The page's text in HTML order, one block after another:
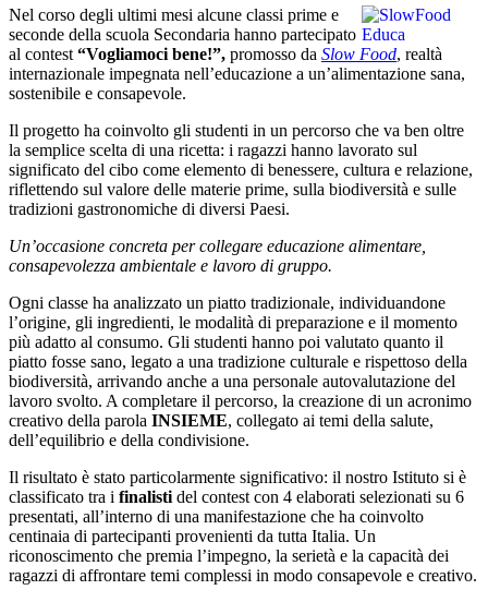
Nel corso degli ultimi mesi alcune classi prime e
seconde della scuola Secondaria hanno partecipato
al contest “Vogliamoci bene!”, promosso da Slow Food, realtà
internazionale impegnata nell’educazione a un’alimentazione sana,
sostenibile e consapevole.
Il progetto ha coinvolto gli studenti in un percorso che va ben oltre
la semplice scelta di una ricetta: i ragazzi hanno lavorato sul
significato del cibo come elemento di benessere, cultura e relazione,
riflettendo sul valore delle materie prime, sulla biodiversità e sulle
tradizioni gastronomiche di diversi Paesi.
Un’occasione concreta per collegare educazione alimentare,
consapevolezza ambientale e lavoro di gruppo.
Ogni classe ha analizzato un piatto tradizionale, individuandone
l’origine, gli ingredienti, le modalità di preparazione e il momento
più adatto al consumo. Gli studenti hanno poi valutato quanto il
piatto fosse sano, legato a una tradizione culturale e rispettoso della
biodiversità, arrivando anche a una personale autovalutazione del
lavoro svolto. A completare il percorso, la creazione di un acronimo
creativo della parola INSIEME, collegato ai temi della salute,
dell’equilibrio e della condivisione.
Il risultato è stato particolarmente significativo: il nostro Istituto si è
classificato tra i finalisti del contest con 4 elaborati selezionati su 6
presentati, all’interno di una manifestazione che ha coinvolto
centinaia di partecipanti provenienti da tutta Italia. Un
riconoscimento che premia l’impegno, la serietà e la capacità dei
ragazzi di affrontare temi complessi in modo consapevole e creativo.